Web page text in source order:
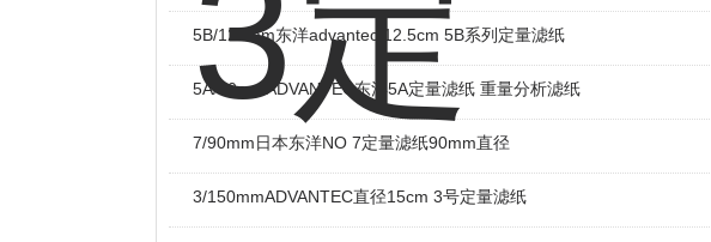
5B/125mm东洋advantec 12.5cm 5B系列定量滤纸
5A/70mmADVANTEC东洋5A定量滤纸 重量分析滤纸
7/90mm日本东洋NO 7定量滤纸90mm直径
3/150mmADVANTEC直径15cm 3号定量滤纸